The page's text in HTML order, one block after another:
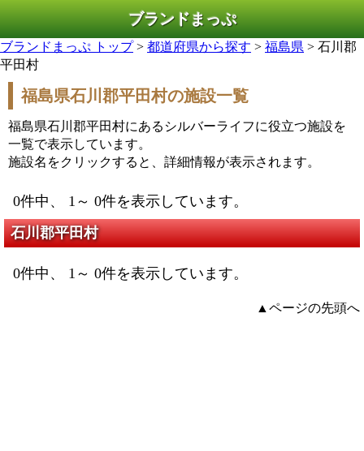
ブランドまっぷ
ブランドまっぷ トップ> 都道府県から探す > 福島県 > 石川郡
平田村
福島県石川郡平田村の施設一覧
福島県石川郡平田村にあるシルバーライフに役立つ施設を
一覧で表示しています。
施設名をクリックすると、詳細情報が表示されます。
0件中、 1～ 0件を表示しています。
石川郡平田村
0件中、 1～ 0件を表示しています。
▲ページの先頭へ